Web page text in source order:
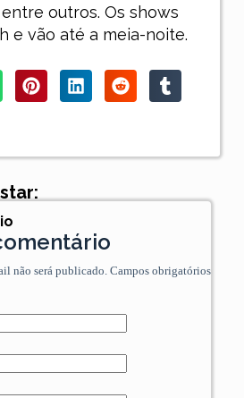
outros. Os shows
e vão até a meia-noite.
não será publicado. Campos obrigatórios